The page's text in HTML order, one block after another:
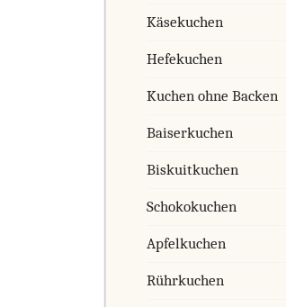
Käsekuchen
Hefekuchen
Kuchen ohne Backen
Baiserkuchen
Biskuitkuchen
Schokokuchen
Apfelkuchen
Rührkuchen